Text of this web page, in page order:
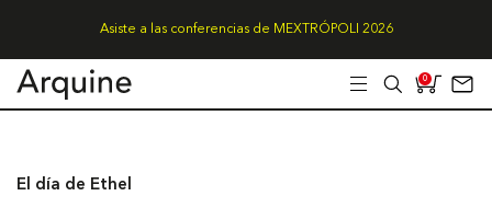
Asiste a las conferencias de MEXTRÓPOLI 2026
0
El día de Ethel